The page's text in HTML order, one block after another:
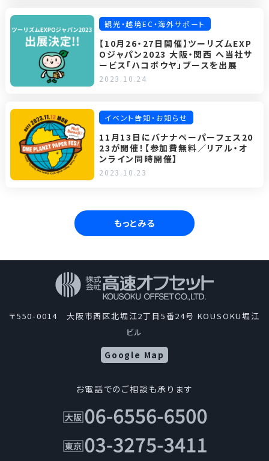
観光・越境EC・海外サポート
【10月26・27日開催】ツーリズムEXP
Oジャパン2023 大阪・関西 へ当社サ
ービス「ハコボウヤ」ブースを出展
2023.10.24
イベント告知・お知らせ
11月13日にバナナペーパーフェス20
23が開催！【参加費無料／リアル・オ
ンライン同時開催】
2023.10.23
もっとみる
〒550-0014 大阪市西区北堀江2丁目5番24号 KOUSOKU堀江
ビル
Google Map
お電話でのご相談も承ります